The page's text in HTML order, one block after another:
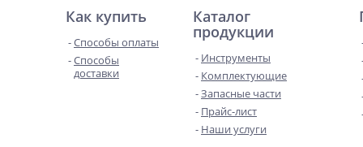
Как купить
Способы оплаты
Способы
доставки
Каталог
продукции
Инструменты
Комплектующие
Запасные части
Прайс-лист
Наши услуги